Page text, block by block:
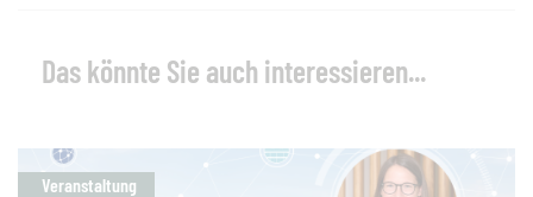
Das könnte Sie auch interessieren...
Veranstaltung